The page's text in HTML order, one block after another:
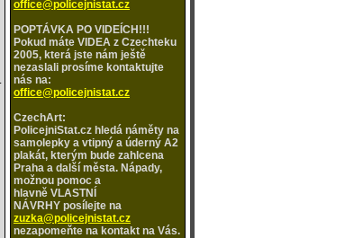
office@policejnistat.cz
POPTÁVKA PO VIDEÍCH!!!
Pokud máte VIDEA z Czechteku
2005, která jste nám ještě
nezaslali prosíme kontaktujte
nás na:
office@policejnistat.cz
CzechArt:
PolicejniStat.cz hledá náměty na
samolepky a vtipný a úderný A2
plakát, kterým bude zahlcena
Praha a další města. Nápady,
možnou pomoc a
hlavně VLASTNÍ
NÁVRHY posílejte na
zuzka@policejnistat.cz
nezapomeňte na kontakt na Vás.